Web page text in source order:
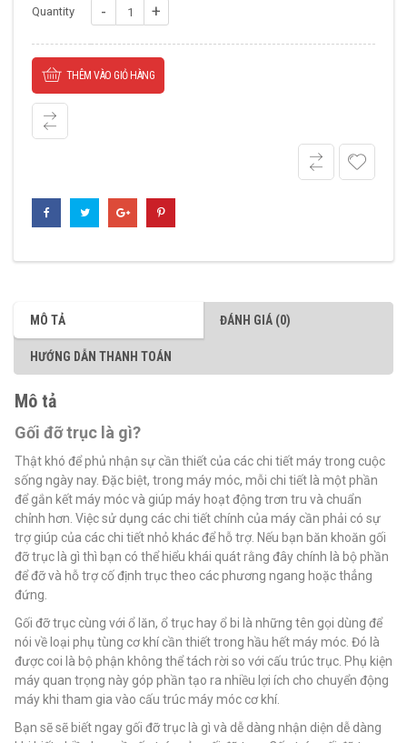
Quantity
Gối
218
số
THÊM VÀO GIỎ HÀNG
MÔ TẢ ĐÁNH GIÁ (0)
HƯỚNG DẪN THANH TOÁN
Mô tả
Gối đỡ trục là gì?
Thật khó để phủ nhận sự cần thiết của các chi tiết máy trong cuộc
sống ngày nay. Đặc biệt, trong máy móc, mỗi chi tiết là một phần
để gắn kết máy móc và giúp máy hoạt động trơn tru và chuẩn
chỉnh hơn. Việc sử dụng các chi tiết chính của máy cần phải có sự
trợ giúp của các chi tiết nhỏ khác để hỗ trợ. Nếu bạn băn khoăn gối
đỡ trục là gì thì bạn có thể hiểu khái quát rằng đây chính là bộ phần
để đỡ và hỗ trợ cố định trục theo các phương ngang hoặc thẳng
đứng.
Gối đỡ trục cùng với ổ lăn, ổ trục hay ổ bi là những tên gọi dùng để
nói về loại phụ tùng cơ khí cần thiết trong hầu hết máy móc. Đó là
được coi là bộ phận không thể tách rời so với cấu trúc trục. Phụ kiện
máy quan trọng này góp phần tạo ra nhiều lợi ích cho chuyển động
máy khi tham gia vào cấu trúc máy móc cơ khí.
Bạn sẽ sẽ biết ngay gối đỡ trục là gì và dễ dàng nhận diện dễ dàng